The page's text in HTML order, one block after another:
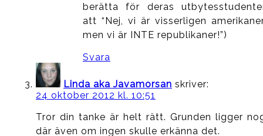
berätta för deras
att “Nej, vi är visserligen
men vi är INTE republikaner!”)
Svara
Linda aka Javamorsan skriver:
24 oktober 2012 kl. 10:51
Tror din tanke är helt rätt. Grunden ligger
där även om ingen skulle erkänna det.